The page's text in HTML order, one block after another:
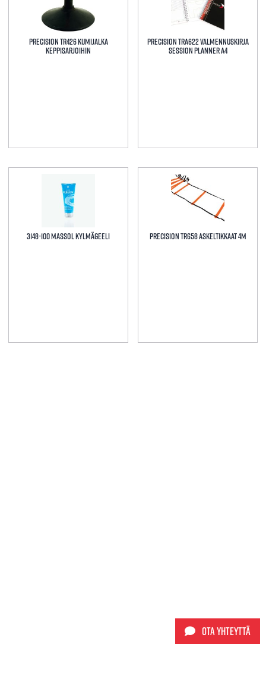
Precision TR426 Kumijalka
keppisarjoihin
Precision tra622 Valmennuskirja
Session Planner A4
3148-100 MASSOL KYLMÄGEELI Precision TR658 Askeltikkaat 4m
Ota yhteyttä